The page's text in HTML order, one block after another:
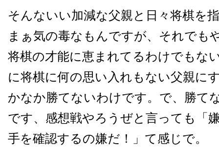
そんないい加減な父親と日々将棋を
まぁ気の毒なもんですが、それでも
将棋の才能に恵まれてるわけでもな
に将棋に何の思い入れもない父親に
かなか勝てないわけです。で、勝て
です、感想戦やろうぜと言っても「
手を確認するの嫌だ！」て感じで。